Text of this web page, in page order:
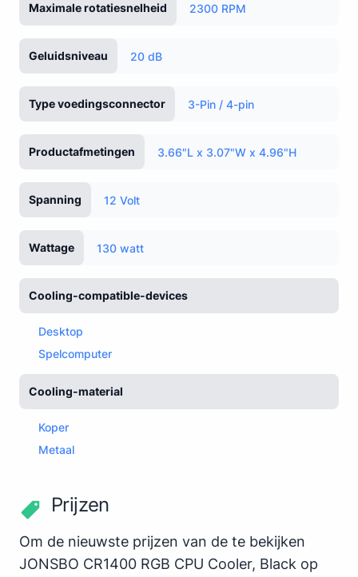
Maximale rotatiesnelheid 2300 RPM
Geluidsniveau 20 dB
Type voedingsconnector 3-Pin / 4-pin
Productafmetingen 3.66"L x 3.07"W x 4.96"H
Spanning 12 Volt
Wattage 130 watt
Cooling-compatible-devices
Desktop
Spelcomputer
Cooling-material
Koper
Metaal
Prijzen
Om de nieuwste prijzen van de te bekijken
JONSBO CR1400 RGB CPU Cooler, Black op